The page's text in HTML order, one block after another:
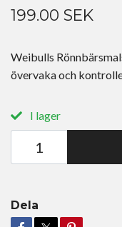
199.00 SEK
Weibulls
övervaka och
I lager
Dela